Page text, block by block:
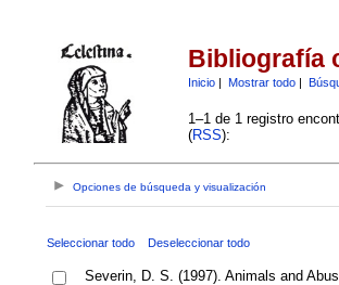
Bibliografía
Inicio| Mostrar todo|
1–1 de 1 registro
(RSS):
Opciones de búsqueda y visualización
Seleccionar todo Deseleccionar todo
Severin, D. S. (1997). Animals and